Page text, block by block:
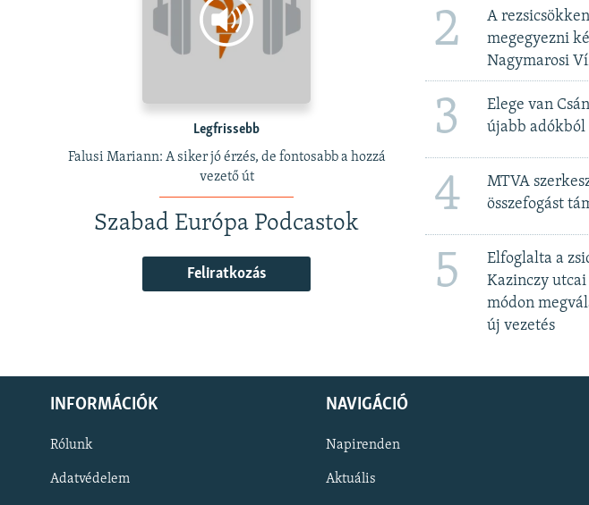
Legfrissebb
Falusi Mariann: A siker jó érzés, de fontosabb a hozzá
vezető út
Szabad Európa Podcastok
Feliratkozás
2
A
megegyezni
Nagymarosi
3
Elege van
újabb adókból
4
MTVA
összefogást
5
Elfoglalta a
Kazinczy
módon
új vezetés
INFORMÁCIÓK
Rólunk
Adatvédelem
NAVIGÁCIÓ
Napirenden
Aktuális